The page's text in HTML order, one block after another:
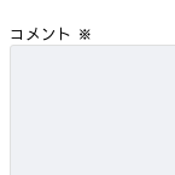
コメント ※